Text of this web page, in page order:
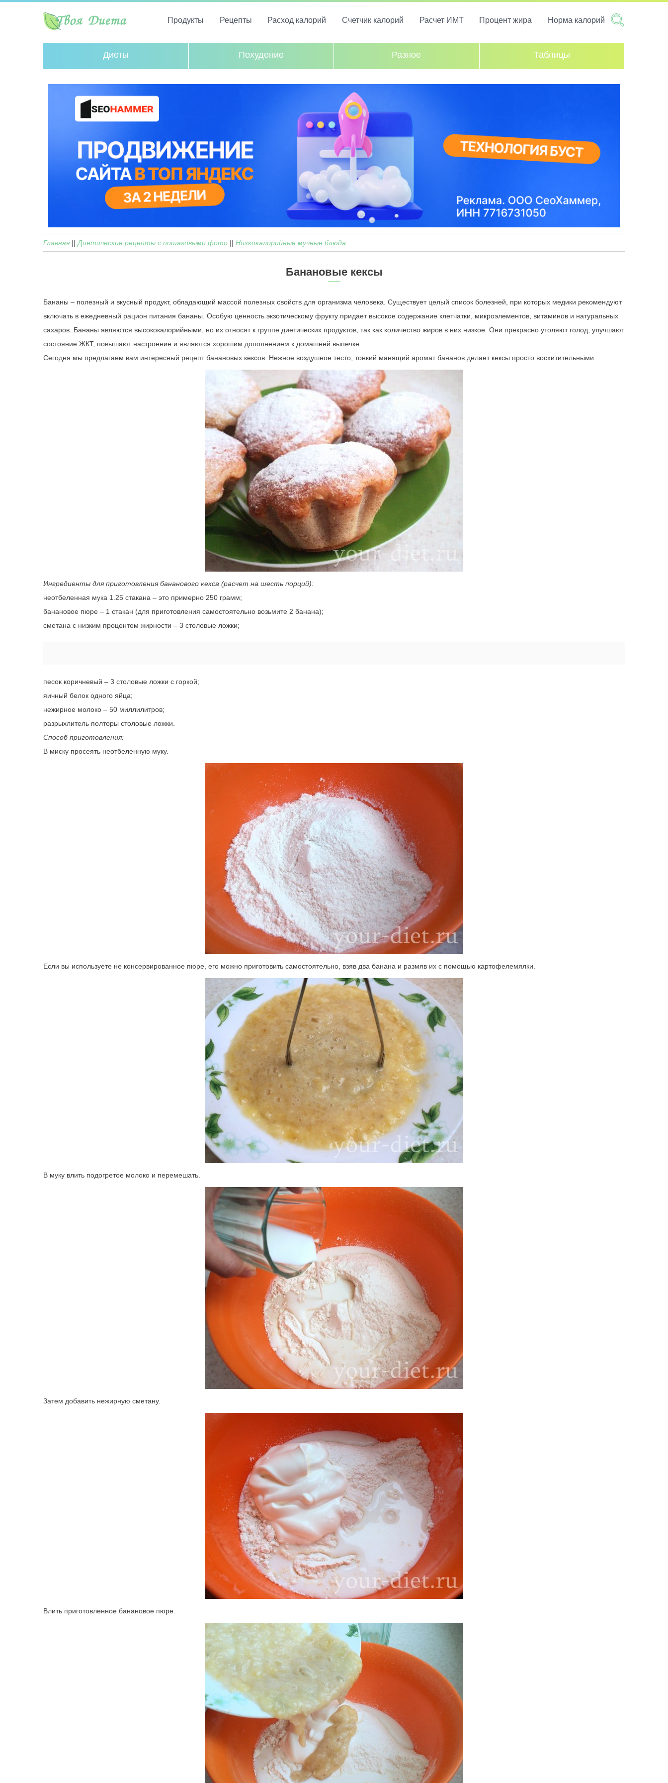
Продукты Рецепты Расход калорий Счетчик калорий Расчет ИМТ Процент жира Норма калорий
Диеты Похудение Разное Таблицы
Главная || Диетические рецепты с пошаговыми фото || Низкокалорийные мучные блюда
Банановые кексы
Бананы – полезный и вкусный продукт, обладающий массой полезных свойств для организма человека. Существует целый список болезней, при которых медики рекомендуют
включать в ежедневный рацион питания бананы. Особую ценность экзотическому фрукту придает высокое содержание клетчатки, микроэлементов, витаминов и натуральных
сахаров. Бананы являются высококалорийными, но их относят к группе диетических продуктов, так как количество жиров в них низкое. Они прекрасно утоляют голод, улучшают
состояние ЖКТ, повышают настроение и являются хорошим дополнением к домашней выпечке.
Сегодня мы предлагаем вам интересный рецепт банановых кексов. Нежное воздушное тесто, тонкий манящий аромат бананов делает кексы просто восхитительными.
Ингредиенты для приготовления бананового кекса (расчет на шесть порций):
неотбеленная мука 1.25 стакана – это примерно 250 грамм;
банановое пюре – 1 стакан (для приготовления самостоятельно возьмите 2 банана);
сметана с низким процентом жирности – 3 столовые ложки;
песок коричневый – 3 столовые ложки с горкой;
яичный белок одного яйца;
нежирное молоко – 50 миллилитров;
разрыхлитель полторы столовые ложки.
Способ приготовления:
В миску просеять неотбеленную муку.
Если вы используете не консервированное пюре, его можно приготовить самостоятельно, взяв два банана и размяв их с помощью картофелемялки.
В муку влить подогретое молоко и перемешать.
Затем добавить нежирную сметану.
Влить приготовленное банановое пюре.